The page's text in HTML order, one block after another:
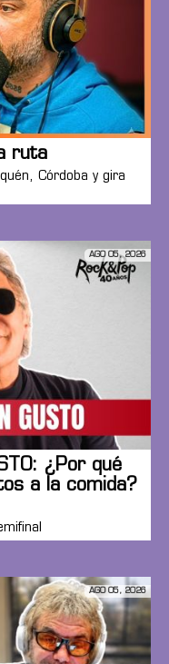
ruta
Córdoba y gira
AGO 05, 2026
¿Por qué
a la comida?
AGO 05, 2026